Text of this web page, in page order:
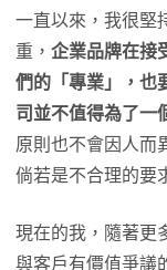
一直以來，我很堅
重， 企業品牌在接
們的「專業」，也
司並不值得為了一
原則也不會因人而
倘若是不合理的要
現在的我，隨著更
與客戶有價值爭議